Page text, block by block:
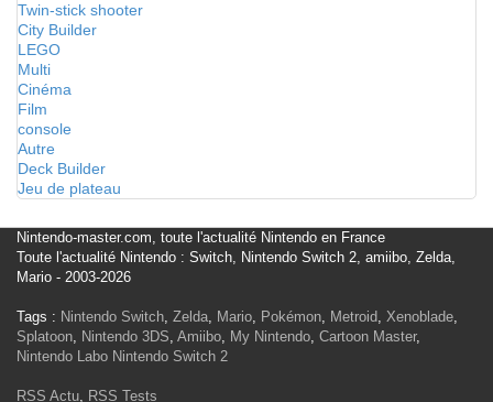
Twin-stick shooter
City Builder
LEGO
Multi
Cinéma
Film
console
Autre
Deck Builder
Jeu de plateau
Nintendo-master.com, toute l'actualité Nintendo en France
Toute l'actualité Nintendo : Switch, Nintendo Switch 2, amiibo, Zelda,
Mario - 2003-2026
Tags : Nintendo Switch, Zelda, Mario, Pokémon, Metroid, Xenoblade,
Splatoon, Nintendo 3DS, Amiibo, My Nintendo, Cartoon Master,
Nintendo Labo Nintendo Switch 2
RSS Actu, RSS Tests